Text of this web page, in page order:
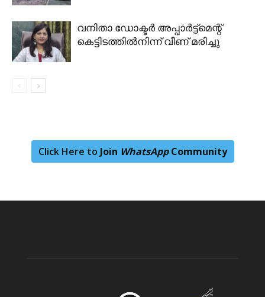
വനിതാ ഡോക്ടര്‍ അപ്പാര്‍ട്ട്‌മെന്റ്
കെട്ടിടത്തില്‍നിന്ന് വീണ് മരിച്ചു
Click Here to Join WhatsAppCommunity